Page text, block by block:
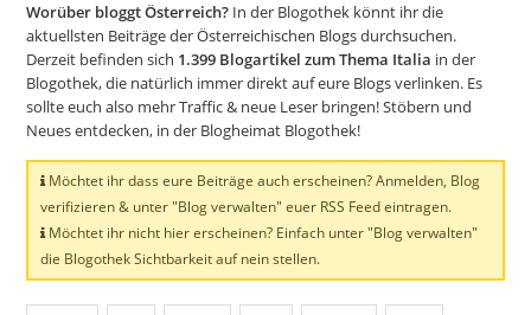
Worüber bloggt Österreich? In der Blogothek könnt ihr die
aktuellsten Beiträge der Österreichischen Blogs durchsuchen.
Derzeit befinden sich 1.399 Blogartikel zum Thema Italia in der
Blogothek, die natürlich immer direkt auf eure Blogs verlinken. Es
sollte euch also mehr Traffic & neue Leser bringen! Stöbern und
Neues entdecken, in der Blogheimat Blogothek!
Möchtet ihr dass eure Beiträge auch erscheinen? Anmelden, Blog
verifizieren & unter "Blog verwalten" euer RSS Feed eintragen.
Möchtet ihr nicht hier erscheinen? Einfach unter "Blog verwalten"
die Blogothek Sichtbarkeit auf nein stellen.